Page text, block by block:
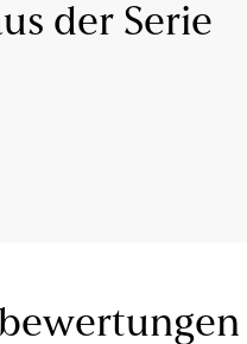
der Serie